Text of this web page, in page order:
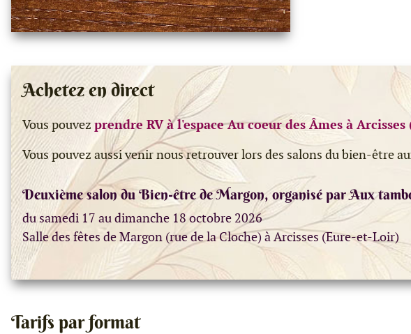
Achetez en direct
Vous pouvez prendre RV à l'espace Au coeur des Âmes à
Vous pouvez aussi venir nous retrouver lors des salons du bien-être
Deuxième salon du Bien-être de Margon, organisé par Aux
du samedi 17 au dimanche 18 octobre 2026
Salle des fêtes de Margon (rue de la Cloche) à Arcisses (Eure-et-Loir)
Tarifs par format